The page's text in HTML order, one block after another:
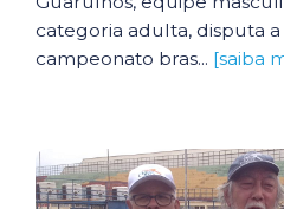
categoria adulta, disputa
campeonato bras... [saiba